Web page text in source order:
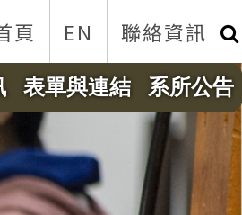
頁 EN 聯絡資訊
表單與連結 系所公告